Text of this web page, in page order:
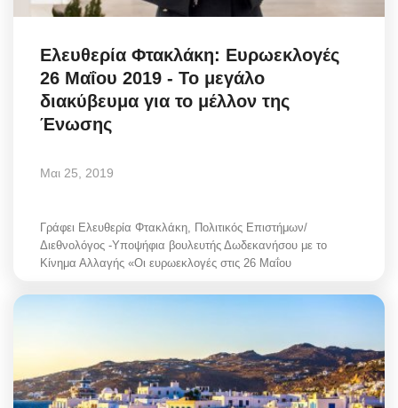
Ελευθερία Φτακλάκη: Ευρωεκλογές
26 Μαΐου 2019 - Το μεγάλο
διακύβευμα για το μέλλον της
Ένωσης
Μαι 25, 2019
Γράφει Ελευθερία Φτακλάκη, Πολιτικός Επιστήμων/
Διεθνολόγος -Υποψήφια βουλευτής Δωδεκανήσου με το
Κίνημα Αλλαγής «Οι ευρωεκλογές στις 26 Μαΐου